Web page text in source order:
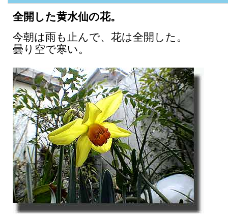
全開した黄水仙の花。
今朝は雨も止んで、花は全開した。
曇り空で寒い。